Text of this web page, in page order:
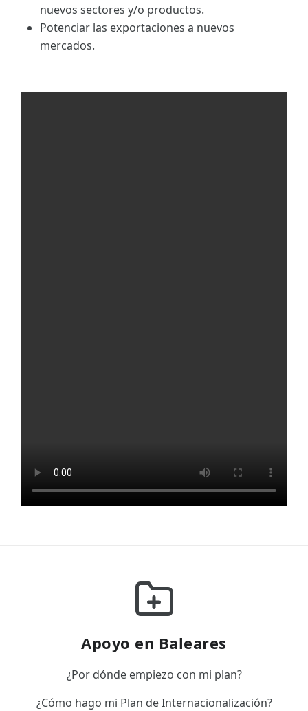
nuevos sectores y/o productos.
Potenciar las exportaciones a nuevos
mercados.
Apoyo en Baleares
¿Por dónde empiezo con mi plan?
¿Cómo hago mi Plan de Internacionalización?